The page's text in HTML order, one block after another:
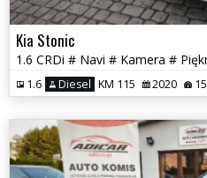
Kia Stonic
1.6 Diesel KM 115 2020